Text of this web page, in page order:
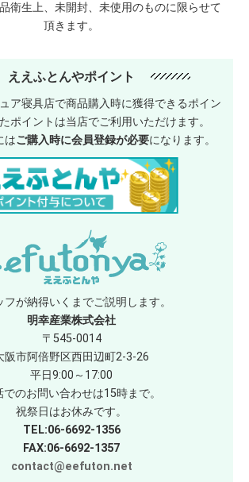
衛生上、未開封、未使用のものに限らせて
頂きます。
ええふとんやポイント
ア寝具店で商品購入時に獲得できるポイン
ポイントは当店でご利用いただけます。
はご購入時に会員登録が必要になります。
フが納得いくまでご説明します。
明幸産業株式会社
〒545-0014
阪市阿倍野区西田辺町2-3-26
平日9:00～17:00
でのお問い合わせは15時まで。
祝祭日はお休みです。
TEL:06-6692-1356
FAX:06-6692-1357
contact@eefuton.net